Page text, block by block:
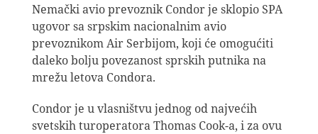
Nemački avio prevoznik Condor je sklopio SPA
ugovor sa srpskim nacionalnim avio
prevoznikom Air Serbijom, koji će omogućiti
daleko bolju povezanost sprskih putnika na
mrežu letova Condora.
Condor je u vlasništvu jednog od najvećih
svetskih turoperatora Thomas Cook-a, i za ovu